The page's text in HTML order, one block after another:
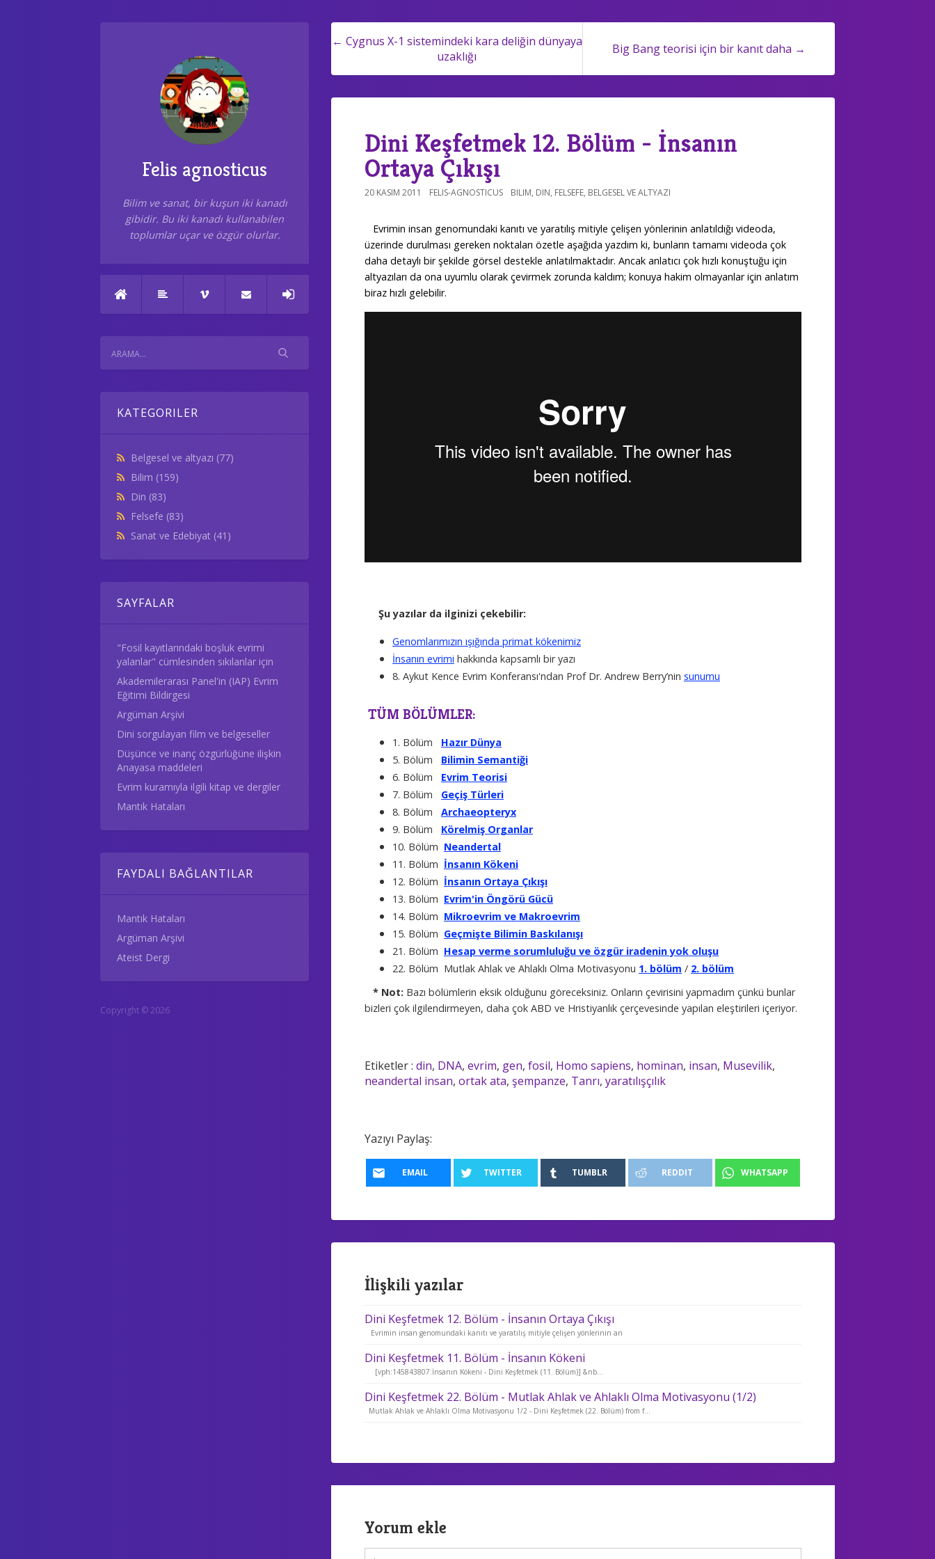
Felis agnosticus
Bilim ve sanat, bir kuşun iki kanadı
gibidir. Bu iki kanadı kullanabilen
toplumlar uçar ve özgür olurlar.
KATEGORILER
Belgesel ve altyazı (77)
Bilim (159)
Din (83)
Felsefe (83)
Sanat ve Edebiyat (41)
SAYFALAR
"Fosil kayıtlarındaki boşluk evrimi
yalanlar" cümlesinden sıkılanlar için
Akademilerarası Panel'in (IAP) Evrim
Eğitimi Bildirgesi
Argüman Arşivi
Dini sorgulayan film ve belgeseller
Düşünce ve inanç özgürlüğüne ilişkin
Anayasa maddeleri
Evrim kuramıyla ilgili kitap ve dergiler
Mantık Hataları
FAYDALI BAĞLANTILAR
Mantık Hataları
Argüman Arşivi
Ateist Dergi
Copyright © 2026
← Cygnus X-1 sistemindeki kara deliğin dünyaya
uzaklığı
Big Bang teorisi için bir kanıt daha →
Dini Keşfetmek 12. Bölüm - İnsanın
Ortaya Çıkışı
20 KASIM 2011 FELIS-AGNOSTICUS BILIM, DIN, FELSEFE, BELGESEL VE ALTYAZI
Evrimin insan genomundaki kanıtı ve yaratılış mitiyle çelişen yönlerinin anlatıldığı videoda,
üzerinde durulması gereken noktaları özetle aşağıda yazdım ki, bunların tamamı videoda çok
daha detaylı bir şekilde görsel destekle anlatılmaktadır. Ancak anlatıcı çok hızlı konuştuğu için
altyazıları da ona uyumlu olarak çevirmek zorunda kaldım; konuya hakim olmayanlar için anlatım
biraz hızlı gelebilir.
Şu yazılar da ilginizi çekebilir:
Genomlarımızın ışığında primat kökenimiz
İnsanın evrimi hakkında kapsamlı bir yazı
8. Aykut Kence Evrim Konferansı'ndan Prof Dr. Andrew Berry’nin sunumu
TÜM BÖLÜMLER:
1. Bölüm Hazır Dünya
5. Bölüm Bilimin Semantiği
6. Bölüm Evrim Teorisi
7. Bölüm Geçiş Türleri
8. Bölüm
Archaeopteryx
9. Bölüm Körelmiş Organlar
10. Bölüm Neandertal
11. Bölüm İnsanın Kökeni
12. Bölüm İnsanın Ortaya Çıkışı
13. Bölüm Evrim'in Öngörü Gücü
14. Bölüm Mikroevrim ve Makroevrim
15. Bölüm Geçmişte Bilimin Baskılanışı
21. Bölüm Hesap verme sorumluluğu ve özgür iradenin yok oluşu
22. Bölüm Mutlak Ahlak ve Ahlaklı Olma Motivasyonu 1. bölüm / 2. bölüm
* Not: Bazı bölümlerin eksik olduğunu göreceksiniz. Onların çevirisini yapmadım çünkü bunlar
bizleri çok ilgilendirmeyen, daha çok ABD ve Hristiyanlık çerçevesinde yapılan eleştirileri içeriyor.
Etiketler : din, DNA, evrim, gen, fosil, Homo sapiens, hominan, insan, Musevilik,
neandertal insan, ortak ata, şempanze, Tanrı, yaratılışçılık
Yazıyı Paylaş:
EMAIL TWITTER TUMBLR REDDIT WHATSAPP
İlişkili yazılar
Dini Keşfetmek 12. Bölüm - İnsanın Ortaya Çıkışı
Evrimin insan genomundaki kanıtı ve yaratılış mitiyle çelişen yönlerinin an
Dini Keşfetmek 11. Bölüm - İnsanın Kökeni
[vph:145843807:İnsanın Kökeni - Dini Keşfetmek (11. Bölüm)] &nb...
Dini Keşfetmek 22. Bölüm - Mutlak Ahlak ve Ahlaklı Olma Motivasyonu (1/2)
Mutlak Ahlak ve Ahlaklı Olma Motivasyonu 1/2 - Dini Keşfetmek (22. Bölüm) from f...
Yorum ekle